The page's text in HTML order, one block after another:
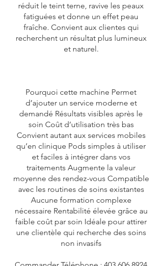
réduit le teint terne, ravive les peaux
fatiguées et donne un effet peau
fraîche. Convient aux clientes qui
recherchent un résultat plus lumineux
et naturel.
Pourquoi cette machine Permet
d’ajouter un service moderne et
demandé Résultats visibles après le
soin Coût d’utilisation très bas
Convient autant aux services mobiles
qu’en clinique Pods simples à utiliser
et faciles à intégrer dans vos
traitements Augmente la valeur
moyenne des rendez-vous Compatible
avec les routines de soins existantes
Aucune formation complexe
nécessaire Rentabilité élevée grâce au
faible coût par soin Idéale pour attirer
une clientèle qui recherche des soins
non invasifs